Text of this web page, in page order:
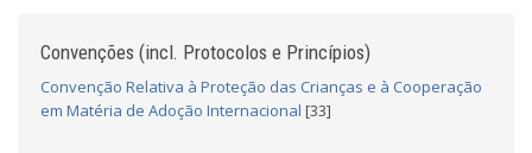
Convenções (incl. Protocolos e Princípios)
Convenção Relativa à Proteção das Crianças e à Cooperação
em Matéria de Adoção Internacional [33]